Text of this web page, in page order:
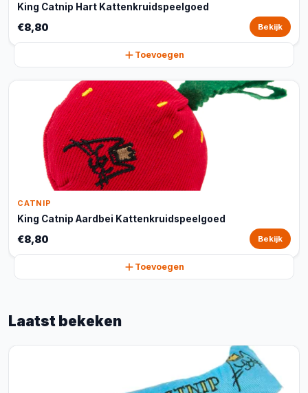
King Catnip Hart Kattenkruidspeelgoed
€8,80 Bekijk
Toevoegen
CATNIP
King Catnip Aardbei Kattenkruidspeelgoed
€8,80 Bekijk
Toevoegen
Laatst bekeken